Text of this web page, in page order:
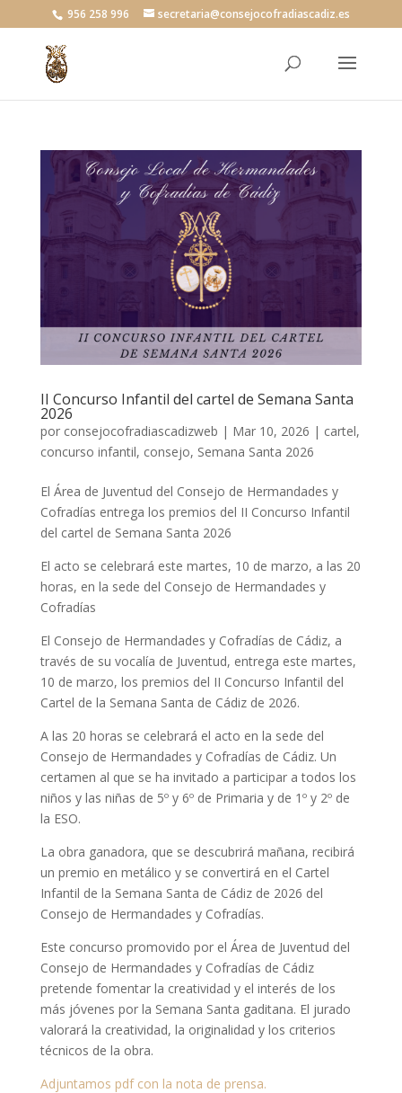
956 258 996 secretaria@consejocofradiascadiz.es
II Concurso Infantil del cartel de Semana Santa
2026
por consejocofradiascadizweb | Mar 10, 2026 | cartel,
concurso infantil, consejo, Semana Santa 2026
El Área de Juventud del Consejo de Hermandades y
Cofradías entrega los premios del II Concurso Infantil
del cartel de Semana Santa 2026
El acto se celebrará este martes, 10 de marzo, a las 20
horas, en la sede del Consejo de Hermandades y
Cofradías
El Consejo de Hermandades y Cofradías de Cádiz, a
través de su vocalía de Juventud, entrega este martes,
10 de marzo, los premios del II Concurso Infantil del
Cartel de la Semana Santa de Cádiz de 2026.
A las 20 horas se celebrará el acto en la sede del
Consejo de Hermandades y Cofradías de Cádiz. Un
certamen al que se ha invitado a participar a todos los
niños y las niñas de 5º y 6º de Primaria y de 1º y 2º de
la ESO.
La obra ganadora, que se descubrirá mañana, recibirá
un premio en metálico y se convertirá en el Cartel
Infantil de la Semana Santa de Cádiz de 2026 del
Consejo de Hermandades y Cofradías.
Este concurso promovido por el Área de Juventud del
Consejo de Hermandades y Cofradías de Cádiz
pretende fomentar la creatividad y el interés de los
más jóvenes por la Semana Santa gaditana. El jurado
valorará la creatividad, la originalidad y los criterios
técnicos de la obra.
Adjuntamos pdf con la nota de prensa.